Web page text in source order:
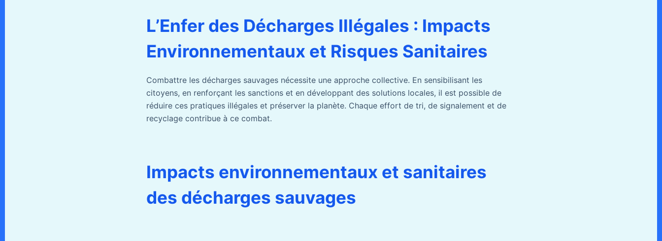
L’Enfer des Décharges Illégales : Impacts
Environnementaux et Risques Sanitaires
Combattre les décharges sauvages nécessite une approche collective. En sensibilisant les
citoyens, en renforçant les sanctions et en développant des solutions locales, il est possible de
réduire ces pratiques illégales et préserver la planète. Chaque effort de tri, de signalement et de
recyclage contribue à ce combat.
Impacts environnementaux et sanitaires
des décharges sauvages